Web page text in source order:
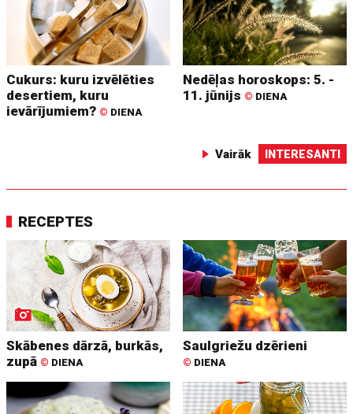
Cukurs: kuru izvēlēties
desertiem, kuru
ievārījumiem? © DIENA
Nedēļas horoskops: 5. -
11. jūnijs © DIENA
Vairāk INTERESANTI
RECEPTES
Skābenes dārzā, burkās,
zupā © DIENA
Saulgriežu dzērieni
© DIENA